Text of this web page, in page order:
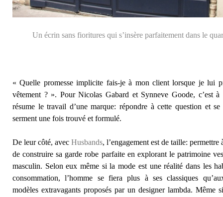
Un écrin sans fioritures qui s’insère parfaitement dans le
« Quelle promesse implicite fais-je à mon client lorsque je lui
vêtement ? ». Pour Nicolas Gabard et Synneve Goode, c’est à
résume le travail d’une marque: répondre à cette question et
serment une fois trouvé et formulé.
De leur côté, avec Husbands, l’engagement est de taille: permettre
de construire sa garde robe parfaite en explorant le patrimoine
masculin. Selon eux même si la mode est une réalité dans les
consommation, l’homme se fiera plus à ses classiques
modèles extravagants proposés par un designer lambda. Même